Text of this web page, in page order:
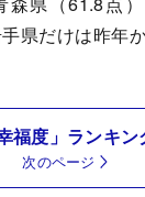
県だけは昨
福度」ランキン
次のページ